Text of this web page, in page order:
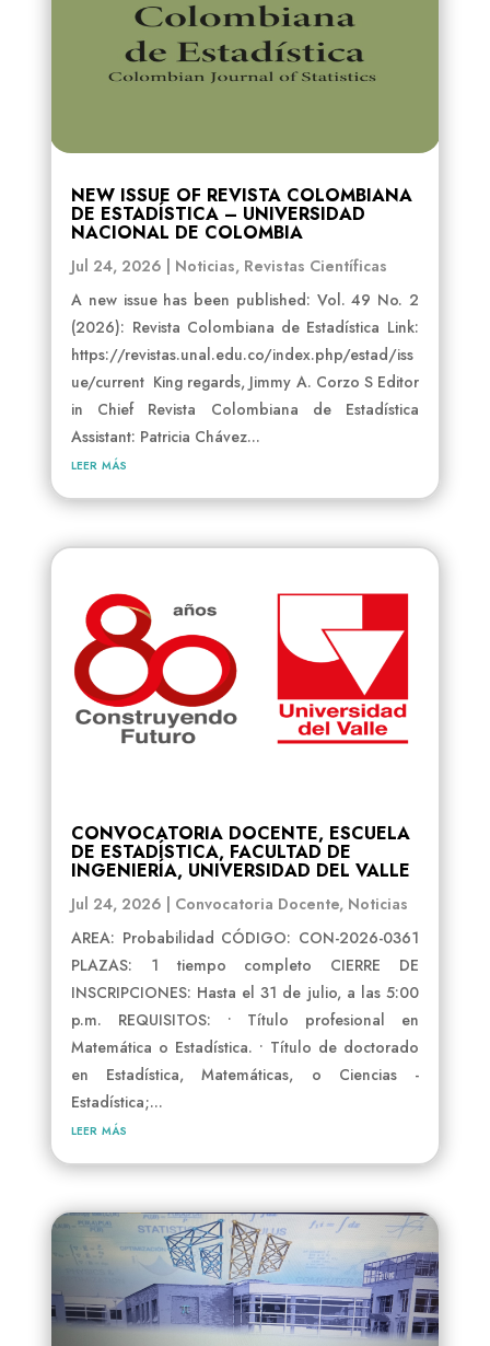
NEW ISSUE OF REVISTA COLOMBIANA
DE ESTADÍSTICA – UNIVERSIDAD
NACIONAL DE COLOMBIA
Jul 24, 2026 | Noticias, Revistas Científicas
A new issue has been published: Vol. 49 No. 2
(2026): Revista Colombiana de Estadística Link:
https://revistas.unal.edu.co/index.php/estad/iss
ue/current King regards, Jimmy A. Corzo S Editor
in Chief Revista Colombiana de Estadística
Assistant: Patricia Chávez...
leer más
CONVOCATORIA DOCENTE, ESCUELA
DE ESTADÍSTICA, FACULTAD DE
INGENIERÍA, UNIVERSIDAD DEL VALLE
Jul 24, 2026 | Convocatoria Docente, Noticias
AREA: Probabilidad CÓDIGO: CON-2026-0361
PLAZAS: 1 tiempo completo CIERRE DE
INSCRIPCIONES: Hasta el 31 de julio, a las 5:00
p.m. REQUISITOS: • Título profesional en
Matemática o Estadística. • Título de doctorado
en Estadística, Matemáticas, o Ciencias -
Estadística;...
leer más